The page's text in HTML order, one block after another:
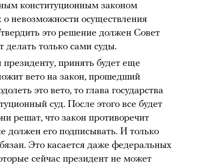
конституционным законом
невозможности осуществления
это решение должен Совет
делать только сами суды.
принять будет еще
вето на закон, прошедший
это вето, то глава государства
суд. После этого все будет
решат, что закон противоречит
должен его подписывать. И только
Это касается даже федеральных
сейчас президент не может